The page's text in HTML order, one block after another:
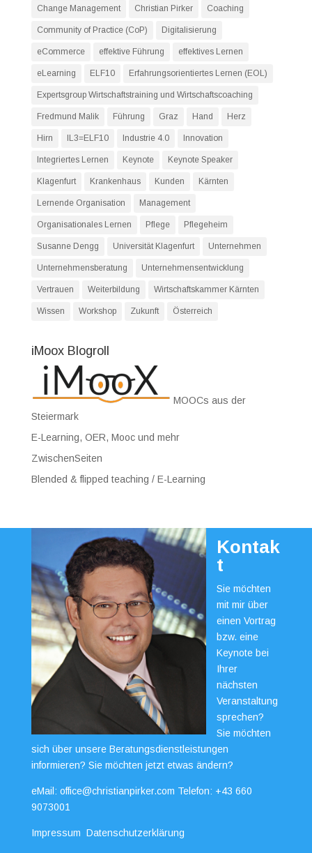
Change Management Christian Pirker Coaching
Community of Practice (CoP) Digitalisierung
eCommerce effektive Führung effektives Lernen
eLearning ELF10 Erfahrungsorientiertes Lernen (EOL)
Expertsgroup Wirtschaftstraining und Wirtschaftscoaching
Fredmund Malik Führung Graz Hand Herz
Hirn IL3=ELF10 Industrie 4.0 Innovation
Integriertes Lernen Keynote Keynote Speaker
Klagenfurt Krankenhaus Kunden Kärnten
Lernende Organisation Management
Organisationales Lernen Pflege Pflegeheim
Susanne Dengg Universität Klagenfurt Unternehmen
Unternehmensberatung Unternehmensentwicklung
Vertrauen Weiterbildung Wirtschaftskammer Kärnten
Wissen Workshop Zukunft Österreich
iMoox Blogroll
MOOCs aus der
Steiermark
E-Learning, OER, Mooc und mehr
ZwischenSeiten
Blended & flipped teaching / E-Learning
Kontak
t
Sie möchten
mit mir über
einen Vortrag
bzw. eine
Keynote bei
Ihrer
nächsten
Veranstaltung
sprechen?
Sie möchten
sich über unsere Beratungsdienstleistungen
informieren? Sie möchten jetzt etwas ändern?
eMail: office@christianpirker.com Telefon: +43 660
9073001
Impressum Datenschutzerklärung